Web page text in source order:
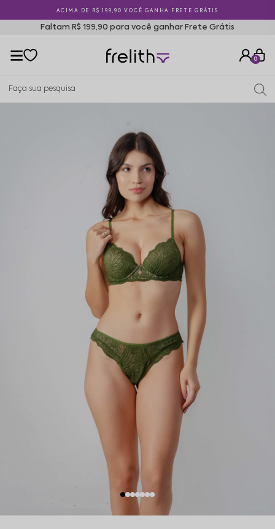
ACIMA DE R$ 199,90 VOCÊ GANHA FRETE GRÁTIS
Faltam R$ 199,90 para você ganhar Frete Grátis
0